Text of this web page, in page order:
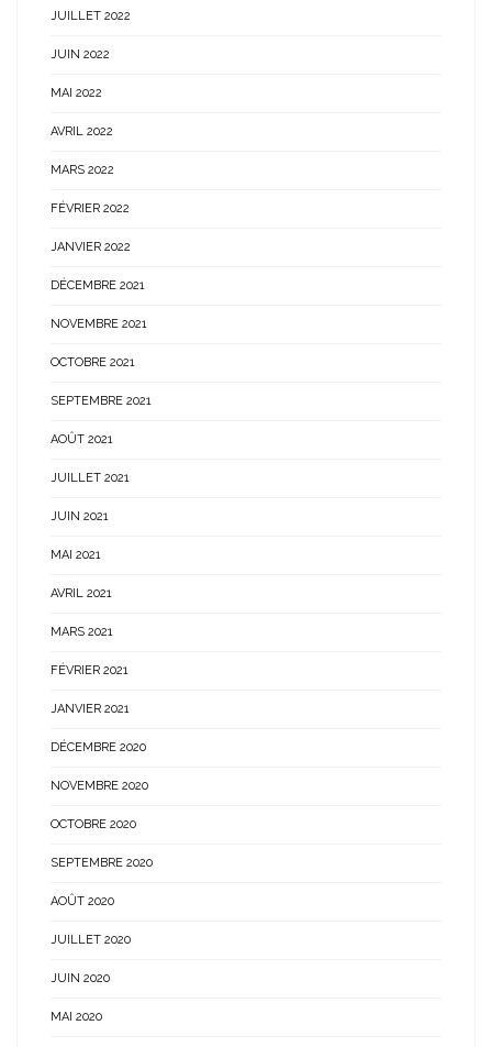
JUILLET 2022
JUIN 2022
MAI 2022
AVRIL 2022
MARS 2022
FÉVRIER 2022
JANVIER 2022
DÉCEMBRE 2021
NOVEMBRE 2021
OCTOBRE 2021
SEPTEMBRE 2021
AOÛT 2021
JUILLET 2021
JUIN 2021
MAI 2021
AVRIL 2021
MARS 2021
FÉVRIER 2021
JANVIER 2021
DÉCEMBRE 2020
NOVEMBRE 2020
OCTOBRE 2020
SEPTEMBRE 2020
AOÛT 2020
JUILLET 2020
JUIN 2020
MAI 2020